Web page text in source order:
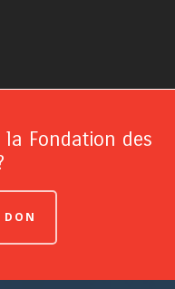
Fondation des
DON